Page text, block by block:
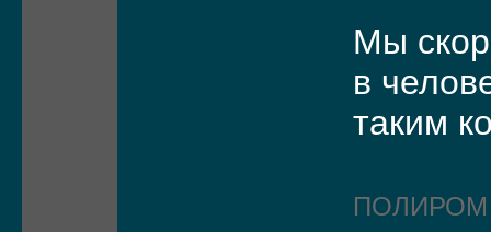
Мы
в
таким